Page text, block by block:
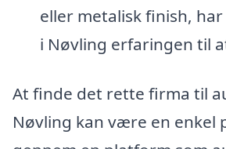
eller metalisk finish,
i Nøvling erfaringen til
At finde det rette firma til
Nøvling kan være en enkel